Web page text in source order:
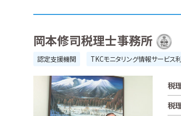
岡本修司税理士事務所
認定支援機関 TKCモニタリング情報サービス
税
税